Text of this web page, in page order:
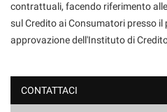
contrattuali, facendo riferimento
sul Credito ai Consumatori presso
approvazione dell'Instituto di
CONTATTACI